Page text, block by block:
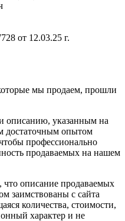
от 12.03.25 г.
мы продаем, прошли
описанию, указанным на
достаточным опытом
профессионально
продаваемых на нашем
описание продаваемых
заимствованы с сайта
количества, стоимости,
характер и не